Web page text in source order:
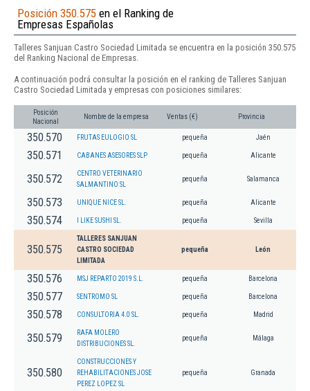
Posición 350.575 en el Ranking de
Empresas Españolas
Talleres Sanjuan Castro Sociedad Limitada se encuentra en la posición 350.575
del Ranking Nacional de Empresas.
A continuación podrá consultar la posición en el ranking de Talleres Sanjuan
Castro Sociedad Limitada y empresas con posiciones similares:
Posición
Nacional
Nombre de la empresa Ventas (€) Provincia
350.570 FRUTAS EULOGIO SL pequeña Jaén
350.571 CABANES ASESORES SLP pequeña Alicante
350.572
CENTRO VETERINARIO
SALMANTINO SL
pequeña Salamanca
350.573 UNIQUE NICE SL. pequeña Alicante
350.574 I LIKE SUSHI SL. pequeña Sevilla
350.575
TALLERES SANJUAN
CASTRO SOCIEDAD
LIMITADA
pequeña León
350.576 MSJ REPARTO 2019 S.L. pequeña Barcelona
350.577 SENTROMO SL pequeña Barcelona
350.578 CONSULTORIA 4.0 SL. pequeña Madrid
350.579
RAFA MOLERO
DISTRIBUCIONES SL.
pequeña Málaga
350.580
CONSTRUCCIONES Y
REHABILITACIONES JOSE
PEREZ LOPEZ SL
pequeña Granada